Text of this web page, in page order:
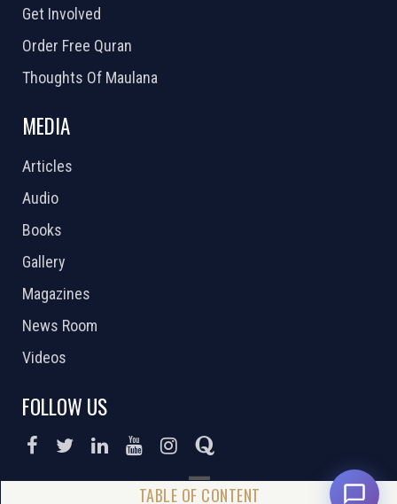
Get Involved
Order Free Quran
Thoughts Of Maulana
MEDIA
Articles
Audio
Books
Gallery
Magazines
News Room
Videos
FOLLOW US